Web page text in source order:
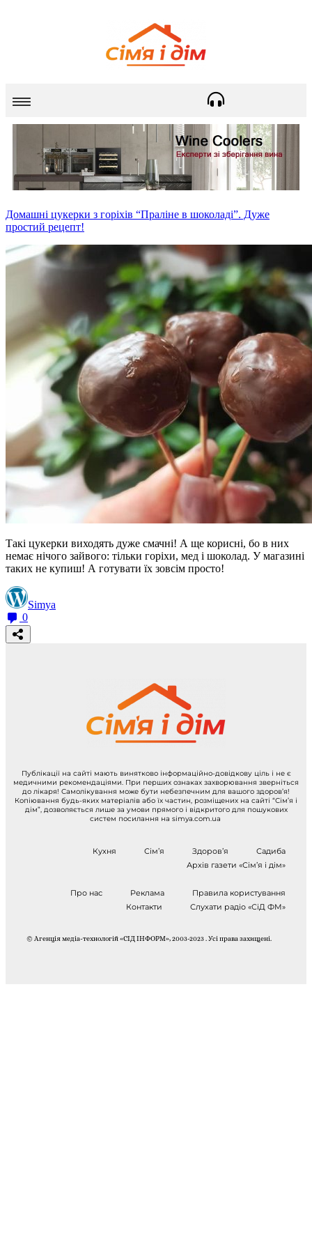
Домашні цукерки з горіхів “Праліне в шоколаді”. Дуже
простий рецепт!
Такі цукерки виходять дуже смачні! А ще корисні, бо в них
немає нічого зайвого: тільки горіхи, мед і шоколад. У магазині
таких не купиш! А готувати їх зовсім просто!
Simya
0
Публікації на сайті мають винятково інформаційно-довідкову ціль і не є
медичними рекомендаціями. При перших ознаках захворювання зверніться
до лікаря! Самолікування може бути небезпечним для вашого здоров’я!
Копіювання будь-яких матеріалів або їх частин, розміщених на сайті “Сім’я і
дім”, дозволяється лише за умови прямого і відкритого для пошукових
систем посилання на simya.com.ua
Кухня Сім’я Здоров’я
Садиба
Архів газети «Сім’я і дім»
Про нас Реклама
Правила користування
Контакти
Слухати радіо «СіД ФМ»
© Агенція медіа-технологій «СІД ІНФОРМ», 2003-2023 . Усі права захищені.